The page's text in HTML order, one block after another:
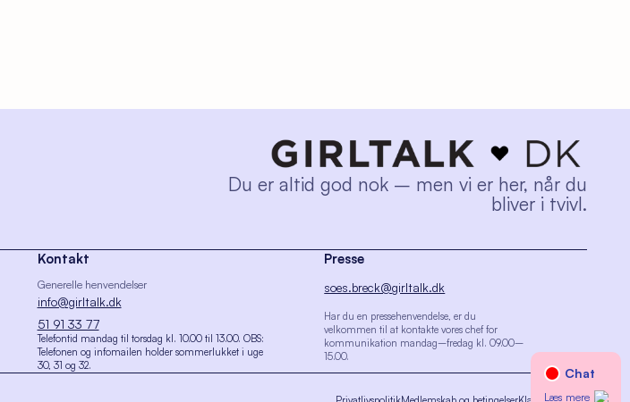
Du er altid god nok – men vi er her, når du
bliver i tvivl.
Kontakt
Generelle henvendelser
info@girltalk.dk
51 91 33 77
Telefontid mandag til torsdag kl. 10.00 til 13.00. OBS:
Telefonen og infomailen holder sommerlukket i uge
30, 31 og 32.
Presse
soes.breck@girltalk.dk
Har du en pressehenvendelse, er du
velkommen til at kontakte vores chef for
kommunikation mandag–fredag kl. 09.00–
15.00.